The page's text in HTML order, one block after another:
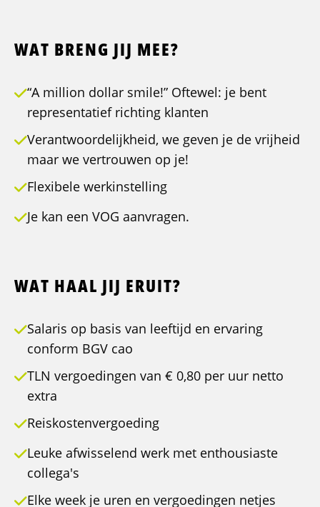
WAT BRENG JIJ MEE?
“A million dollar smile!” Oftewel: je bent
representatief richting klanten
Verantwoordelijkheid, we geven je de vrijheid
maar we vertrouwen op je!
Flexibele werkinstelling
Je kan een VOG aanvragen.
WAT HAAL JIJ ERUIT?
Salaris op basis van leeftijd en ervaring
conform BGV cao
TLN vergoedingen van € 0,80 per uur netto
extra
Reiskostenvergoeding
Leuke afwisselend werk met enthousiaste
collega's
Elke week je uren en vergoedingen netjes